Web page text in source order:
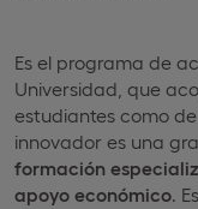
Es el programa de
Universidad, que
estudiantes como
innovador es una
formación
apoyo económico .